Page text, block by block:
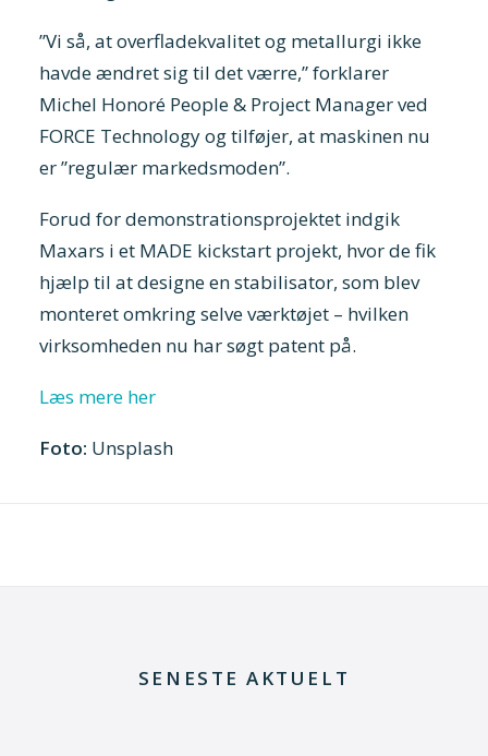
”Vi så, at overfladekvalitet og metallurgi ikke
havde ændret sig til det værre,” forklarer
Michel Honoré People & Project Manager ved
FORCE Technology og tilføjer, at maskinen nu
er ”regulær markedsmoden”.
Forud for demonstrationsprojektet indgik
Maxars i et MADE kickstart projekt, hvor de fik
hjælp til at designe en stabilisator, som blev
monteret omkring selve værktøjet – hvilken
virksomheden nu har søgt patent på.
Læs mere her
Foto: Unsplash
SENESTE AKTUELT